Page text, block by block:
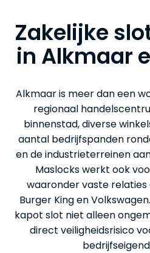
Zakelijke
in Alkmaar
Alkmaar is meer dan een
regionaal
binnenstad, diverse
aantal bedrijfspanden
en de industrieterreinen
Maslocks werkt ook
waaronder vaste relaties
Burger King en
kapot slot niet alleen
direct veiligheidsrisico